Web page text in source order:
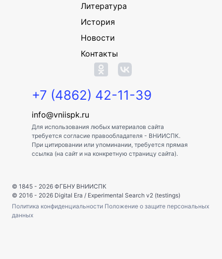
Литература
История
Новости
Контакты
+7 (4862) 42-11-39
info@vniispk.ru
Для использования любых материалов сайта
требуется согласие правообладателя - ВНИИСПК.
При цитировании или упоминании, требуется прямая
ссылка (на сайт и на конкретную страницу сайта).
© 1845 - 2026 ФГБНУ ВНИИСПК
© 2016 - 2026 Digital Era / Experimental Search v2 (testings)
Политика конфиденциальности Положение о защите персональных
данных